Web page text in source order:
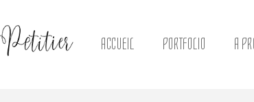
ACCUEIL PORTFOLIO A